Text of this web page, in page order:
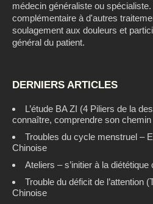
médecin généraliste ou
complémentaire à d'autres
soulagement aux douleurs et
général du patient.
DERNIERS ARTICLES
L’étude BA ZI (4 Piliers de la
connaître, comprendre son chemin
Troubles du cycle menstruel –
Chinoise
Ateliers – s’initier à la diététique
Trouble du déficit de l’attention
Chinoise